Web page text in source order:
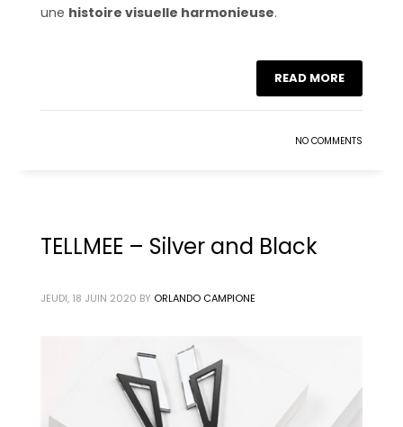
une histoire visuelle harmonieuse.
READ MORE
NO COMMENTS
TELLMEE – Silver and Black
JEUDI, 18 JUIN 2020 BY ORLANDO CAMPIONE